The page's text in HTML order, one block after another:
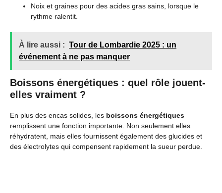
Noix et graines pour des acides gras sains, lorsque le
rythme ralentit.
À lire aussi : Tour de Lombardie 2025 : un
événement à ne pas manquer
Boissons énergétiques : quel rôle jouent-
elles vraiment ?
En plus des encas solides, les boissons énergétiques
remplissent une fonction importante. Non seulement elles
réhydratent, mais elles fournissent également des glucides et
des électrolytes qui compensent rapidement la sueur perdue.